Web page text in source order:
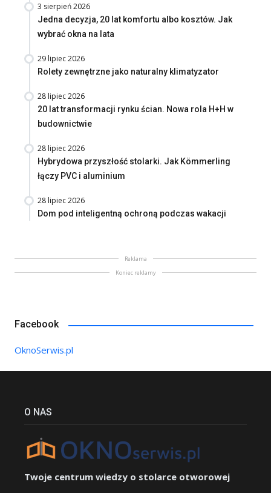
3 sierpień 2026
Jedna decyzja, 20 lat komfortu albo kosztów. Jak
wybrać okna na lata
29 lipiec 2026
Rolety zewnętrzne jako naturalny klimatyzator
28 lipiec 2026
20 lat transformacji rynku ścian. Nowa rola H+H w
budownictwie
28 lipiec 2026
Hybrydowa przyszłość stolarki. Jak Kömmerling
łączy PVC i aluminium
28 lipiec 2026
Dom pod inteligentną ochroną podczas wakacji
Reklama
Koniec reklamy
Facebook
OknoSerwis.pl
O NAS
Twoje centrum wiedzy o stolarce otworowej